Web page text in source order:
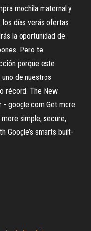
mochila maternal y
los días verás ofertas
la oportunidad de
Pero te
porque este
de nuestros
récord. The New
- google.com Get more
simple, secure,
Google’s smarts built-